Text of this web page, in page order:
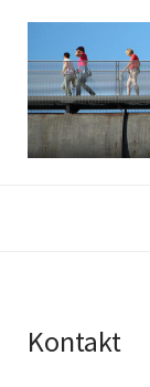
Kontakt